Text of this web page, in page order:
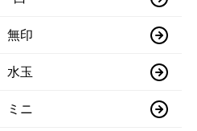
無印
水玉
ミニ